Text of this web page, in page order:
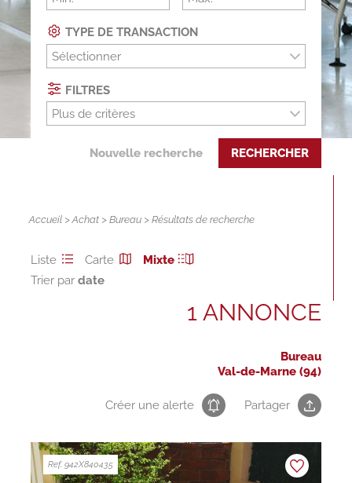
TYPE DE TRANSACTION
Sélectionner
FILTRES
Plus de critères
Nouvelle recherche RECHERCHER
Accueil >Achat >Bureau > Résultats de recherche
Liste Carte
Mixte
Trier par
1 ANNONCE
Bureau
Val-de-Marne (94)
Créer une alerte Partager
Ref. 942X840435